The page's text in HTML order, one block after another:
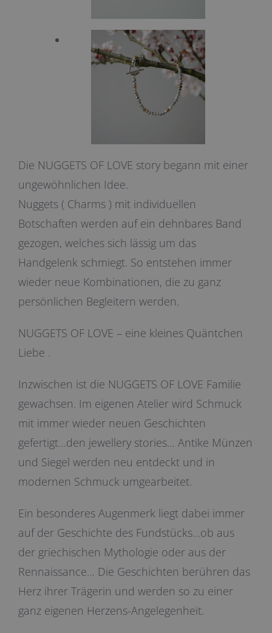
Die NUGGETS OF LOVE story begann mit einer
ungewöhnlichen Idee.
Nuggets ( Charms ) mit individuellen
Botschaften werden auf ein dehnbares Band
gezogen, welches sich lässig um das
Handgelenk schmiegt. So entstehen immer
wieder neue Kombinationen, die zu ganz
persönlichen Begleitern werden.
NUGGETS OF LOVE – eine kleines Quäntchen
Liebe .
Inzwischen ist die NUGGETS OF LOVE Familie
gewachsen. Im eigenen Atelier wird Schmuck
mit immer wieder neuen Geschichten
gefertigt…den jewellery stories… Antike Münzen
und Siegel werden neu entdeckt und in
modernen Schmuck umgearbeitet.
Ein besonderes Augenmerk liegt dabei immer
auf der Geschichte des Fundstücks…ob aus
der griechischen Mythologie oder aus der
Rennaissance… Die Geschichten berühren das
Herz ihrer Trägerin und werden so zu einer
ganz eigenen Herzens-Angelegenheit.